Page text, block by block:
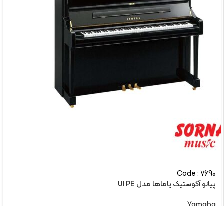
Code : 7690
پیانو آکوستیک یاماها مدل U1 PE